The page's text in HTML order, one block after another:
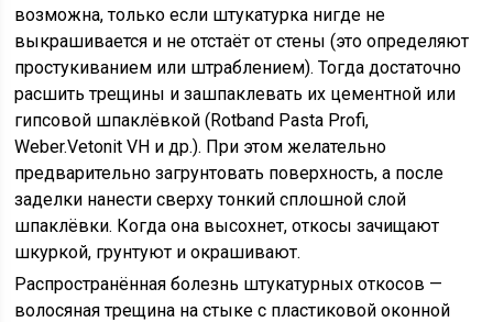
возможна, только если штукатурка нигде не
выкрашивается и не отстаёт от стены (это определяют
простукиванием или штраб­лением). Тогда достаточно
расшить трещины и зашпаклевать их цементной или
гипсовой шпаклёвкой (Rotband Pasta Profi,
Weber.Vetonit VH и др.). При этом желательно
предварительно загрунтовать поверхность, а после
заделки нанести сверху тонкий сплошной слой
шпаклёвки. Когда она высохнет, откосы зачищают
шкуркой, грунтуют и окрашивают.
Распространённая болезнь штукатурных откосов —
волосяная трещина на стыке с пластиковой оконной